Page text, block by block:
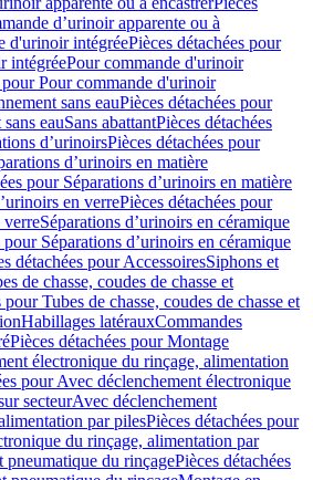
d’urinoir apparente ou à
d'urinoir intégréePièces détachées pour
intégréePour commande d'urinoir
pour Pour commande d'urinoir
sans eauPièces détachées pour
eauSans abattantPièces détachées
d’urinoirsPièces détachées pour
d’urinoirs en matière
pour Séparations d’urinoirs en matière
en verrePièces détachées pour
verreSéparations d’urinoirs en céramique
pour Séparations d’urinoirs en céramique
détachées pour AccessoiresSiphons et
de chasse, coudes de chasse et
pour Tubes de chasse, coudes de chasse et
Habillages latérauxCommandes
Pièces détachées pour Montage
électronique du rinçage, alimentation
pour Avec déclenchement électronique
secteurAvec déclenchement
par pilesPièces détachées pour
du rinçage, alimentation par
pneumatique du rinçagePièces détachées